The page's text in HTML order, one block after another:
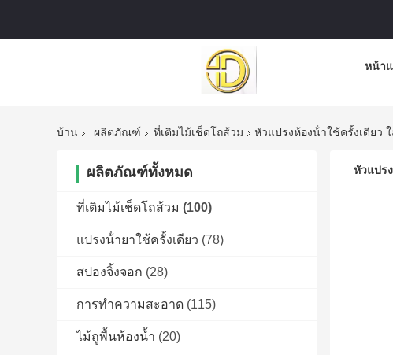
หน้า
บ้าน ผลิตภัณฑ์ ที่เติมไม้เช็ดโถส้วม หัวแปรงห้องน้ําใช้ครั้งเดียว
ผลิตภัณฑ์ทั้งหมด
ที่เติมไม้เช็ดโถส้วม (100)
แปรงน้ํายาใช้ครั้งเดียว (78)
สปองจิ้งจอก (28)
การทําความสะอาด (115)
ไม้ถูพื้นห้องน้ำ (20)
หัวแปร